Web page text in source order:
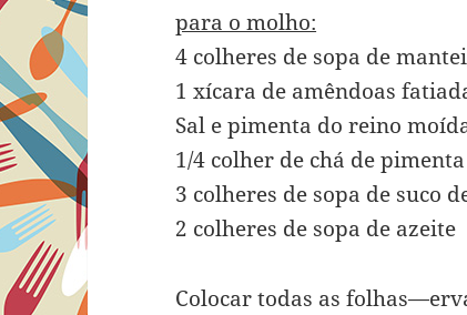
para o molho:
4 colheres de sopa de
1 xícara de amêndoas
Sal e pimenta do reino
1/4 colher de chá de
3 colheres de sopa de suco
2 colheres de sopa de azeite
Colocar todas as